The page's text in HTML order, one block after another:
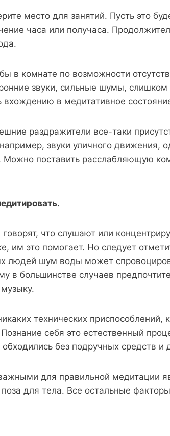
место для занятий. Пусть это
часа или получаса.
в комнате по возможности
звуки, сильные шумы,
в медитативное
раздражители все-таки
звуки уличного движения,
поставить расслабляющую
что слушают или
им это помогает. Но следует
людей шум воды может
в большинстве случаев
технических приспособлений,
себя это естественный
без подручных средств и
для правильной медитации
для тела. Все остальные